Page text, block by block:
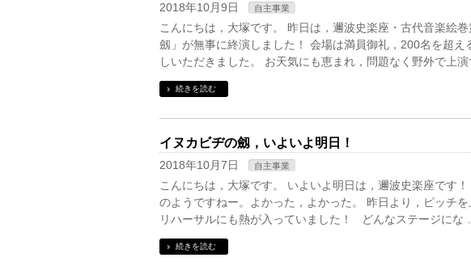
2018年10月9日 自主事業
こんにちは，大塚です。 昨日は，邇波史楽座・古代音楽絵
劔」が無事に終演しました！ 会場は満員御礼，200名を超え
しいただきました。 お天気にも恵まれ，問題なく野外で上
続きを読む
イヌカビヂの劔，いよいよ明日！
2018年10月7日 自主事業
こんにちは，大塚です。 いよいよ明日は，邇波史楽座です
のようですねー。よかった，よかった。 昨日より，ピッチを
リハーサルにも熱が入っていました！ どんなステージにな …
続きを読む